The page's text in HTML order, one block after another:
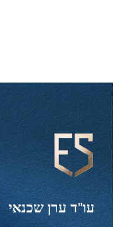
עו"ד ערן שכנאי